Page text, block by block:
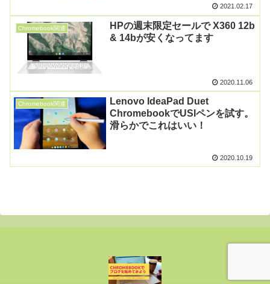
2021.02.17
Chromebook関連
HPの週末限定セールで X360 12b
& 14bが安くなってます
2020.11.06
Chromebook関連
Lenovo IdeaPad Duet
ChromebookでUSIペンを試す。
滑らかでこれはいい！
2020.10.19